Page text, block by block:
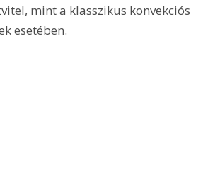
mint a klasszikus konvekciós
esetében.